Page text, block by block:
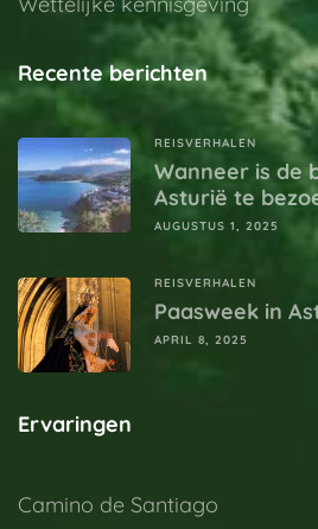
Recente berichten
REISVERHALEN
Wanneer is de
Asturië te
AUGUSTUS 1, 2025
REISVERHALEN
Paasweek in
APRIL 8, 2025
Ervaringen
Camino de Santiago